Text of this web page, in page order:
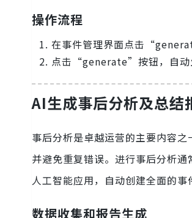
操作流程
在事件管理界面点击
点击“generate”按钮，自动
AI生成事后分析及总结
事后分析是卓越运营的主要内容
并避免重复错误。进行事后分析
人工智能应用，自动创建全面的
数据收集和报告生成